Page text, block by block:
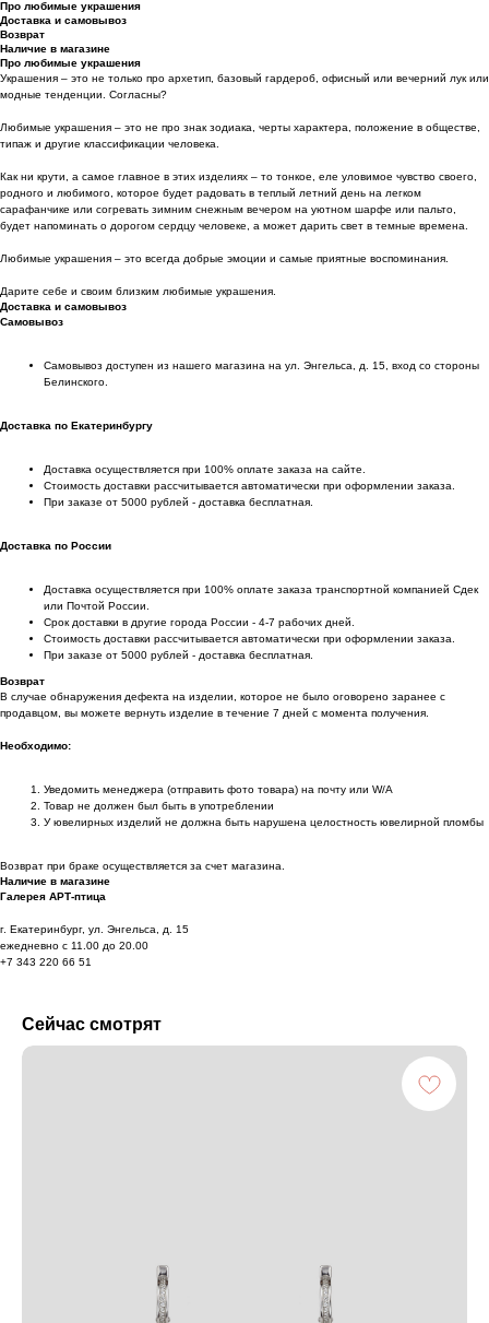
Про любимые украшения
Доставка и самовывоз
Возврат
Наличие в магазине
Про любимые украшения
Украшения – это не только про архетип, базовый гардероб, офисный или вечерний лук или
модные тенденции. Согласны?
Любимые украшения – это не про знак зодиака, черты характера, положение в обществе,
типаж и другие классификации человека.
Как ни крути, а самое главное в этих изделиях – то тонкое, еле уловимое чувство своего,
родного и любимого, которое будет радовать в теплый летний день на легком
сарафанчике или согревать зимним снежным вечером на уютном шарфе или пальто,
будет напоминать о дорогом сердцу человеке, а может дарить свет в темные времена.
Любимые украшения – это всегда добрые эмоции и самые приятные воспоминания.
Дарите себе и своим близким любимые украшения.
Доставка и самовывоз
Самовывоз
Самовывоз доступен из нашего магазина на ул. Энгельса, д. 15, вход со стороны
Белинского.
Доставка по Екатеринбургу
Доставка осуществляется при 100% оплате заказа на сайте.
Стоимость доставки рассчитывается автоматически при оформлении заказа.
При заказе от 5000 рублей - доставка бесплатная.
Доставка по России
Доставка осуществляется при 100% оплате заказа транспортной компанией Сдек
или Почтой России.
Срок доставки в другие города России - 4-7 рабочих дней.
Стоимость доставки рассчитывается автоматически при оформлении заказа.
При заказе от 5000 рублей - доставка бесплатная.
Возврат
В случае обнаружения дефекта на изделии, которое не было оговорено заранее с
продавцом, вы можете вернуть изделие в течение 7 дней с момента получения.
Необходимо:
Уведомить менеджера (отправить фото товара) на почту или W/А
Товар не должен был быть в употреблении
У ювелирных изделий не должна быть нарушена целостность ювелирной пломбы
Возврат при браке осуществляется за счет магазина.
Наличие в магазине
Галерея АРТ-птица
г. Екатеринбург, ул. Энгельса, д. 15
ежедневно с 11.00 до 20.00
+7 343 220 66 51
Сейчас смотрят